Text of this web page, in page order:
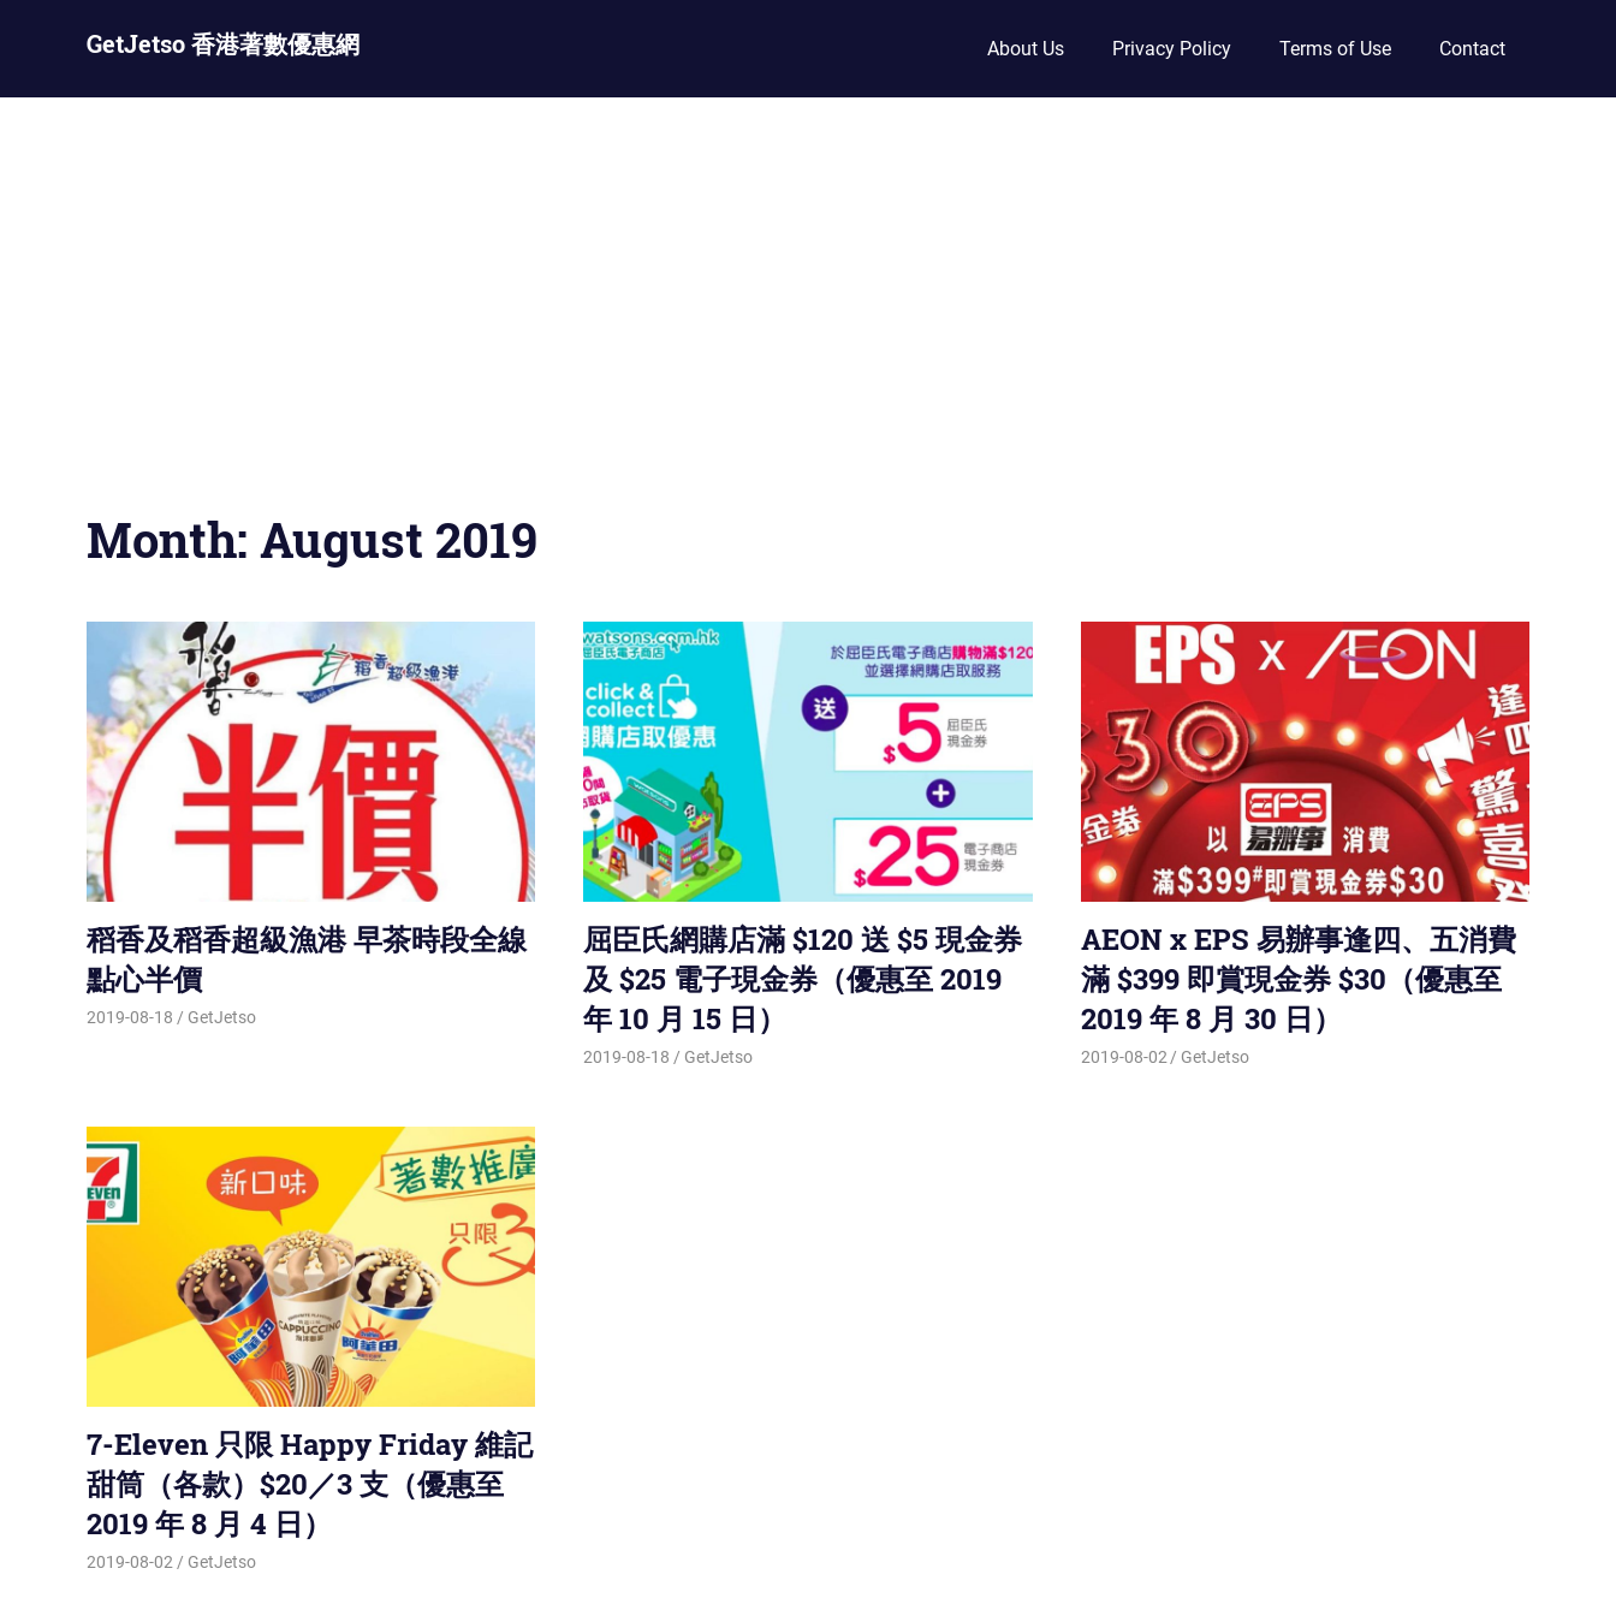
GetJetso 香港著數優惠網
新
About Us Privacy Policy Terms of Use Contact
Month: August 2019
稻香及稻香超級漁港 早茶時段全線
點心半價
2019-08-18 GetJetso
屈臣氏網購店滿 $120 送 $5 現金券
及 $25 電子現金券（優惠至 2019
年 10 月 15 日）
2019-08-18 GetJetso
AEON x EPS 易辦事逢四、五消費
滿 $399 即賞現金券 $30（優惠至
2019 年 8 月 30 日）
2019-08-02 GetJetso
7-Eleven 只限 Happy Friday 維記
甜筒（各款）$20／3 支（優惠至
2019 年 8 月 4 日）
2019-08-02 GetJetso